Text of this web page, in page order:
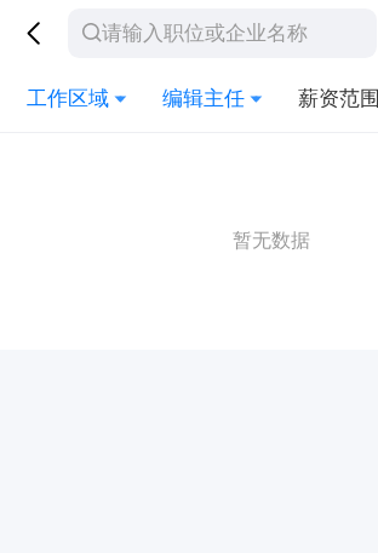
工作区域 编辑主任 薪资范围
暂无数据